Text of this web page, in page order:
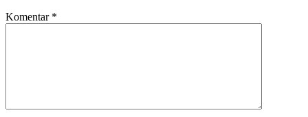
Komentar *